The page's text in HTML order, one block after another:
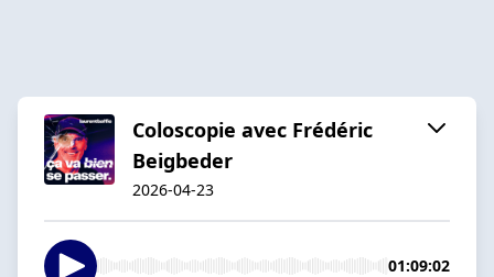
Coloscopie avec Frédéric
Beigbeder
2026-04-23
01:09:02